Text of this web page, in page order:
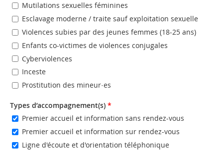
Mutilations sexuelles féminines
Esclavage moderne / traite sauf exploitation sexuelle
Violences subies par des jeunes femmes (18-25 ans)
Enfants co-victimes de violences conjugales
Cyberviolences
Inceste
Prostitution des mineur·es
Types d’accompagnement(s) *
Premier accueil et information sans rendez-vous
Premier accueil et information sur rendez-vous
Ligne d'écoute et d'orientation téléphonique